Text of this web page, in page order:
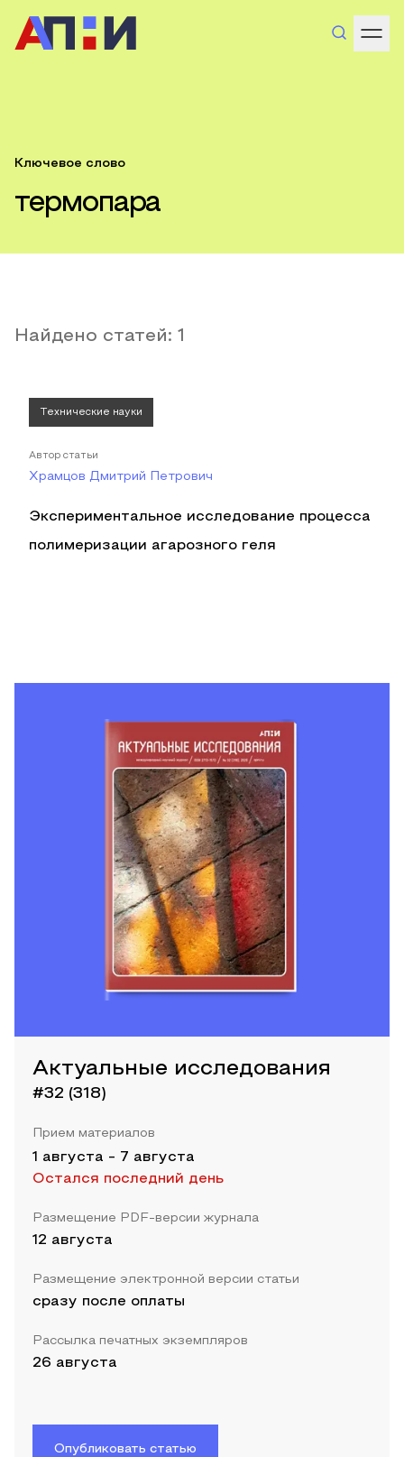
Ключевое слово
термопара
Найдено статей: 1
Технические науки
Автор статьи
Храмцов Дмитрий Петрович
Экспериментальное исследование процесса
полимеризации агарозного геля
Актуальные исследования
#32 (318)
Прием материалов
1 августа - 7 августа
Остался последний день
Размещение PDF-версии журнала
12 августа
Размещение электронной версии статьи
сразу после оплаты
Рассылка печатных экземпляров
26 августа
Опубликовать статью